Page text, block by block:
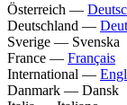
Österreich —
Deutschland —
Sverige — Svenska
France — Français
International —
Danmark — Dansk